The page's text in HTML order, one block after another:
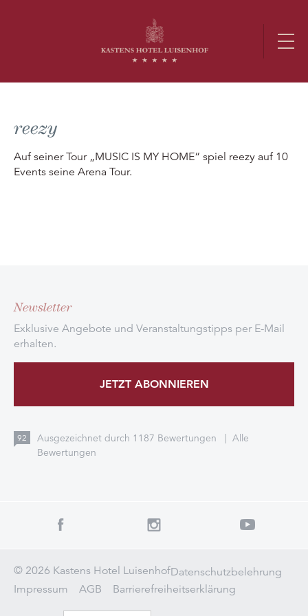
reezy
Auf seiner Tour „MUSIC IS MY HOME“ spiel reezy auf 10
Events seine Arena Tour.
Newsletter
Exklusive Angebote und Veranstaltungstipps per E-Mail
erhalten.
JETZT ABONNIEREN
92 Ausgezeichnet durch 1187 Bewertungen | Alle
Bewertungen
© 2026 Kastens Hotel LuisenhofDatenschutzbelehrung
Impressum
AGB Barrierefreiheitserklärung